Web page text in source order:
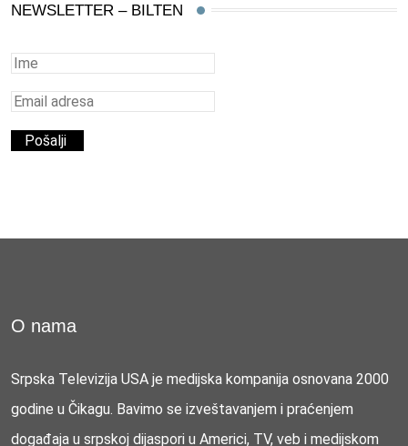
NEWSLETTER – BILTEN
O nama
Srpska Televizija USA je medijska kompanija osnovana 2000
godine u Čikagu. Bavimo se izveštavanjem i praćenjem
događaja u srpskoj dijaspori u Americi, TV, veb i medijskom